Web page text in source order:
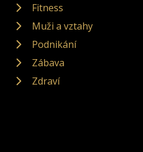
Fitness
Muži a vztahy
Podnikání
Zábava
Zdraví